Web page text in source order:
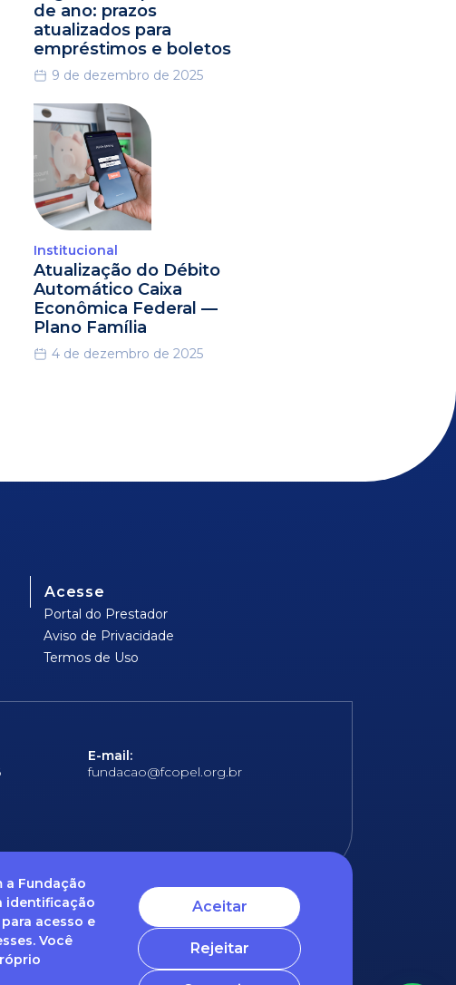
a Fundação
identificação
acesso e
Você
Aceitar
Rejeitar
de ano: prazos
atualizados para
empréstimos e boletos
9 de dezembro de 2025
Institucional
Atualização do Débito
Automático Caixa
Econômica Federal —
Plano Família
4 de dezembro de 2025
Acesse
Portal do Prestador
Aviso de Privacidade
Termos de Uso
E-mail:
fundacao@fcopel.org.br
Documentos obrigatórios